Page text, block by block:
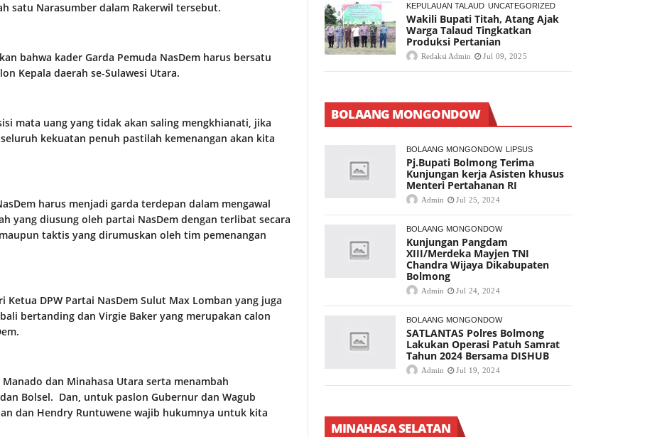
satu Narasumber dalam Rakerwil tersebut.
bahwa kader Garda Pemuda NasDem harus bersatu
Kepala daerah se-Sulawesi Utara.
mata uang yang tidak akan saling mengkhianati, jika
kekuatan penuh pastilah kemenangan akan kita
harus menjadi garda terdepan dalam mengawal
yang diusung oleh partai NasDem dengan terlibat secara
taktis yang dirumuskan oleh tim pemenangan
Ketua DPW Partai NasDem Sulut Max Lomban yang juga
bertanding dan Virgie Baker yang merupakan calon
dan Minahasa Utara serta menambah
Bolsel. Dan, untuk paslon Gubernur dan Wagub
dan Hendry Runtuwene wajib hukumnya untuk kita
KEPULAUAN TALAUD UNCATEGORIZED
Wakili Bupati Titah, Atang Ajak
Warga Talaud Tingkatkan
Produksi Pertanian
Redaksi Admin Jul 09, 2025
BOLAANG MONGONDOW
BOLAANG MONGONDOW LIPSUS
Pj.Bupati Bolmong Terima
Kunjungan kerja Asisten khusus
Menteri Pertahanan RI
Admin Jul 25, 2024
BOLAANG MONGONDOW
Kunjungan Pangdam
XIII/Merdeka Mayjen TNI
Chandra Wijaya Dikabupaten
Bolmong
Admin Jul 24, 2024
BOLAANG MONGONDOW
SATLANTAS Polres Bolmong
Lakukan Operasi Patuh Samrat
Tahun 2024 Bersama DISHUB
Admin Jul 19, 2024
MINAHASA SELATAN